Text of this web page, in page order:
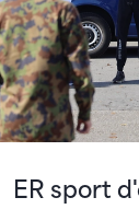
ER sport